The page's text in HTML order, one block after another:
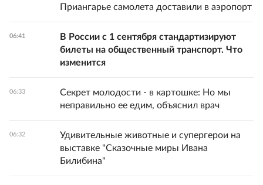
Приангарье самолета доставили в аэропорт
06:41
В России с 1 сентября стандартизируют
билеты на общественный транспорт. Что
изменится
06:33
Секрет молодости - в картошке: Но мы
неправильно ее едим, объяснил врач
06:32
Удивительные животные и супергерои на
выставке "Сказочные миры Ивана
Билибина"